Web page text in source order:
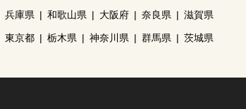
兵庫県 和歌山県 大阪府 奈良県 滋賀県
東京都 栃木県 神奈川県 群馬県 茨城県